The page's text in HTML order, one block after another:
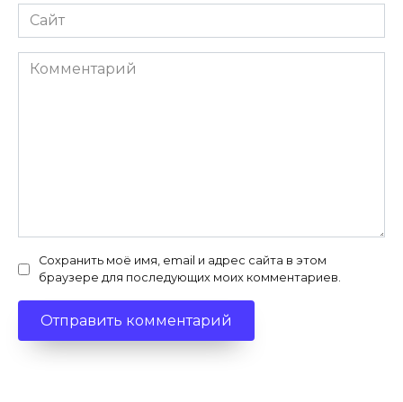
Сайт
Комментарий
Сохранить моё имя, email и адрес сайта в этом
браузере для последующих моих комментариев.